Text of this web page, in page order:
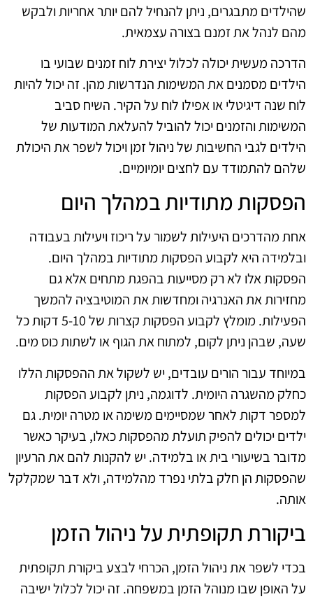
שהילדים מתבגרים, ניתן להנחיל להם יותר אחריות ולבקש
מהם לנהל את זמנם בצורה עצמאית.
הדרכה מעשית יכולה לכלול יצירת לוח זמנים שבועי בו
הילדים מסמנים את המשימות הנדרשות מהן. זה יכול להיות
לוח שנה דיגיטלי או אפילו לוח על הקיר. השיח סביב
המשימות והזמנים יכול להוביל להעלאת המודעות של
הילדים לגבי החשיבות של ניהול זמן ויכול לשפר את היכולת
שלהם להתמודד עם לחצים יומיומיים.
הפסקות מתודיות במהלך היום
אחת מהדרכים היעילות לשמור על ריכוז ויעילות בעבודה
ובלמידה היא לקבוע הפסקות מתודיות במהלך היום.
הפסקות אלו לא רק מסייעות בהפגת מתחים אלא גם
מחזירות את האנרגיה ומחדשות את המוטיבציה להמשך
הפעילות. מומלץ לקבוע הפסקות קצרות של 5-10 דקות כל
שעה, שבהן ניתן לקום, למתוח את הגוף או לשתות כוס מים.
במיוחד עבור הורים עובדים, יש לשקול את ההפסקות הללו
כחלק מהשגרה היומית. לדוגמה, ניתן לקבוע הפסקות
למספר דקות לאחר שמסיימים משימה או מטרה יומית. גם
ילדים יכולים להפיק תועלת מהפסקות כאלו, בעיקר כאשר
מדובר בשיעורי בית או בלמידה. יש להקנות להם את הרעיון
שהפסקות הן חלק בלתי נפרד מהלמידה, ולא דבר שמקלקל
אותה.
ביקורת תקופתית על ניהול הזמן
בכדי לשפר את ניהול הזמן, הכרחי לבצע ביקורת תקופתית
על האופן שבו מנוהל הזמן במשפחה. זה יכול לכלול ישיבה